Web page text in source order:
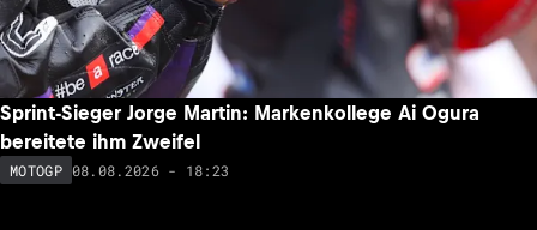
Sprint-Sieger Jorge Martin: Markenkollege Ai Ogura
bereitete ihm Zweifel
MOTOGP 08.08.2026 - 18:23